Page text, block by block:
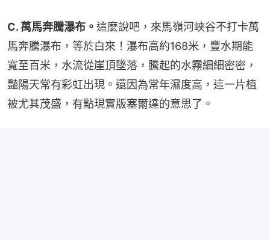
C. 萬馬奔騰瀑布。 這麼說吧，來馬嶺河峽谷不打卡萬
馬奔騰瀑布，等於白來！瀑布高約168米，豐水期能
寬至百米，水流從崖頂墜落，騰起的水霧細細密密，
豔陽天常有彩虹出現。還因為常年濕度高，這一片植
被尤其茂盛，有點現實版塞爾達的意思了。